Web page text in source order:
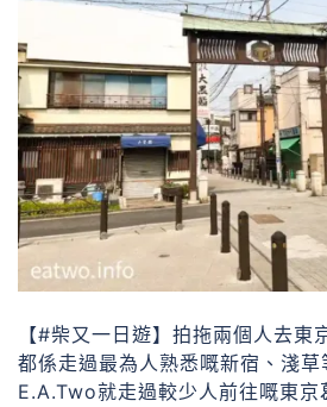
【#柴又一日遊】拍拖兩個人去東
都係走過最為人熟悉嘅新宿、淺草
E.A.Two就走過較少人前往嘅東京